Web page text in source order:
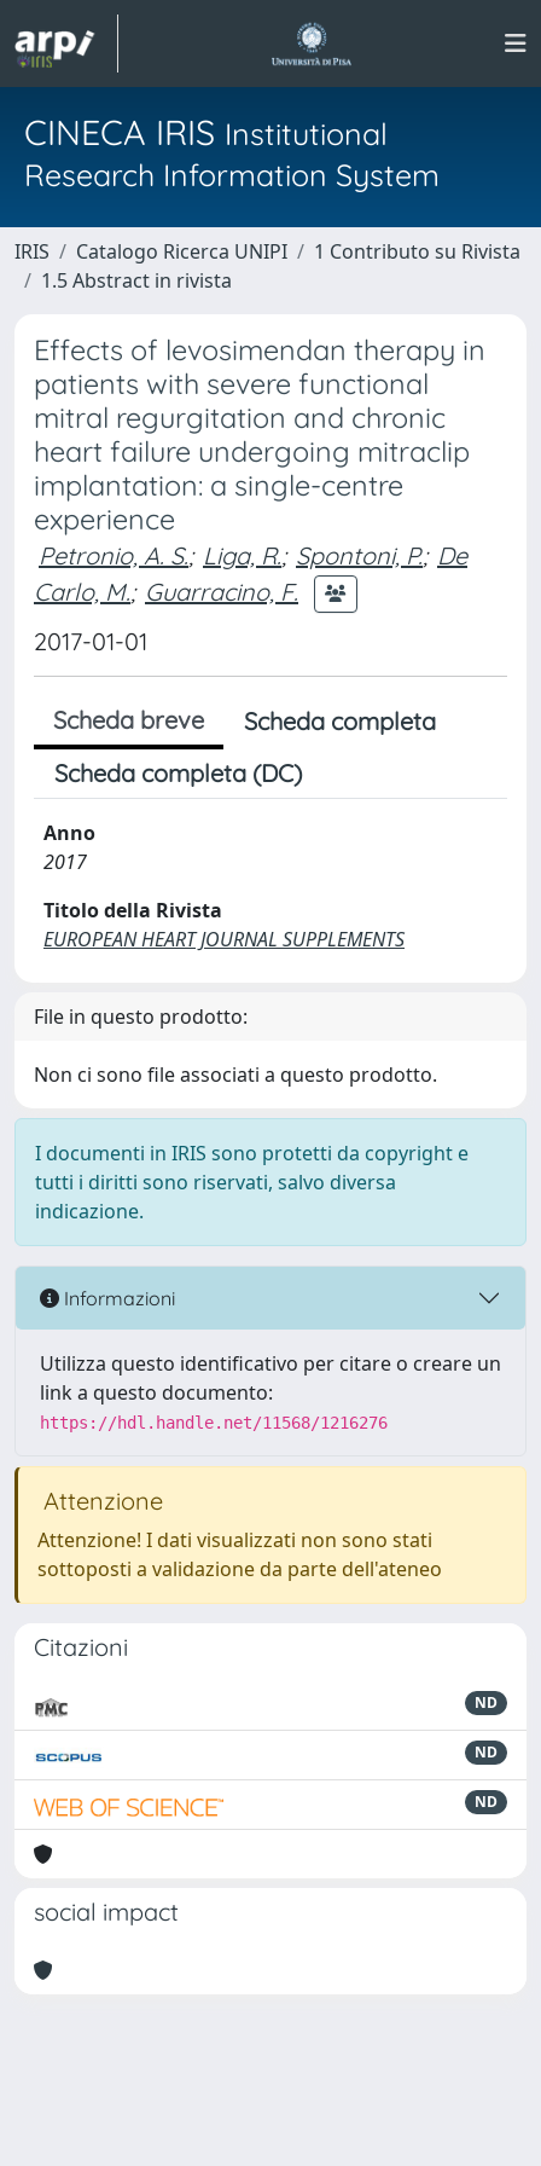
CINECA IRIS Institutional
Research Information System
IRIS Catalogo Ricerca UNIPI
1 Contributo su Rivista
1.5 Abstract in rivista
Effects of levosimendan therapy in
patients with severe functional
mitral regurgitation and chronic
heart failure undergoing mitraclip
implantation: a single-centre
experience
Petronio, A. S.; Liga, R.; Spontoni, P.; De
Carlo, M.; Guarracino, F.
2017-01-01
Scheda breve
Scheda completa
Scheda completa (DC)
Anno
2017
Titolo della Rivista
EUROPEAN HEART JOURNAL SUPPLEMENTS
File in questo prodotto:
Non ci sono file associati a questo prodotto.
I documenti in IRIS sono protetti da copyright e
tutti i diritti sono riservati, salvo diversa
indicazione.
Informazioni
Utilizza questo identificativo per citare o creare un
link a questo documento:
https://hdl.handle.net/11568/1216276
Attenzione
Attenzione! I dati visualizzati non sono stati
sottoposti a validazione da parte dell'ateneo
Citazioni
ND
ND
ND
social impact